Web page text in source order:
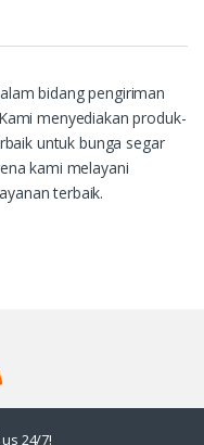
bidang pengiriman
menyediakan produk-
untuk bunga segar
kami melayani
terbaik.
24/7!